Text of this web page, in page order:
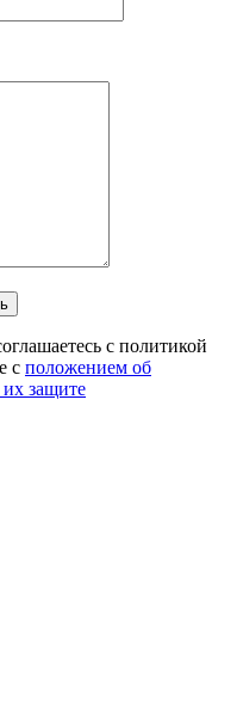
с политикой
с положением об
защите